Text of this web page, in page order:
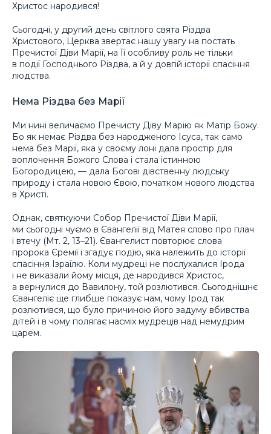
Христос народився!
Сьогодні, у другий день світлого свята Різдва
Христового, Церква звертає нашу увагу на постать
Пречистої Діви Марії, на Її особливу роль не тільки
в події Господнього Різдва, а й у довгій історії спасіння
людства.
Нема Різдва без Марії
Ми нині величаємо Пречисту Діву Марію як Матір Божу.
Бо як немає Різдва без народженого Ісуса, так само
нема без Марії, яка у своєму лоні дала простір для
воплочення Божого Слова і стала істинною
Богородицею, — дала Богові дівственну людську
природу і стала новою Євою, початком нового людства
в Христі.
Однак, святкуючи Собор Пречистої Діви Марії,
ми сьогодні чуємо в Євангелії від Матея слово про плач
і втечу (Мт. 2, 13–21). Євангелист повторює слова
пророка Єремії і згадує подію, яка належить до історії
спасіння Ізраїлю. Коли мудреці не послухалися Ірода
і не виказали йому місця, де народився Христос,
а вернулися до Вавилону, той розлютився. Сьогоднішнє
Євангеліє ще глибше показує нам, чому Ірод так
розлютився, що було причиною його задуму вбивства
дітей і в чому полягає насміх мудреців над немудрим
царем.